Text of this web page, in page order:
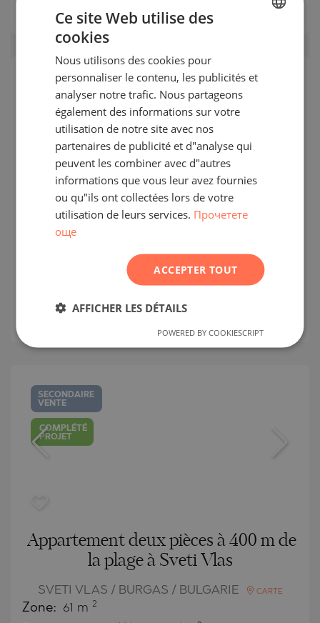
107 900€ /// 1 101 €/m
SECONDAIRE
VENTE
COMPLÉTÉ
PROJET
Appartement trois pièces à 400 m de
la plage à Sveti Vlas
SVETI VLAS / BURGAS / BULGARIE CARTE
Zone:
SECONDAIRE
VENTE
COMPLÉTÉ
PROJET
Appartement deux pièces à 400 m de
la plage à Sveti Vlas
SVETI VLAS / BURGAS / BULGARIE CARTE
Zone: 61 m 2
GERMAN
ROMANIAN
Ce site Web utilise des
cookies
Nous utilisons des cookies pour
personnaliser le contenu, les publicités et
analyser notre trafic. Nous partageons
également des informations sur votre
utilisation de notre site avec nos
partenaires de publicité et d"analyse qui
peuvent les combiner avec d"autres
informations que vous leur avez fournies
ou qu"ils ont collectées lors de votre
utilisation de leurs services. Прочетете
още
ACCEPTER TOUT
AFFICHER LES DÉTAILS
POWERED BY COOKIESCRIPT